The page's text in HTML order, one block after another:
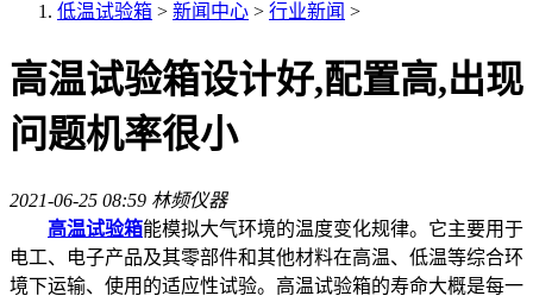
低温试验箱 > 新闻中心 > 行业新闻 >
高温试验箱设计好,配置高,出现
问题机率很小
2021-06-25 08:59 林频仪器
高温试验箱能模拟大气环境的温度变化规律。它主要用于
电工、电子产品及其零部件和其他材料在高温、低温等综合环
境下运输、使用的适应性试验。高温试验箱的寿命大概是每一